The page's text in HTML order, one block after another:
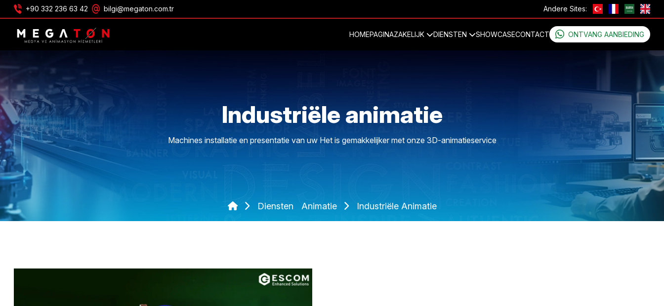
+90 332 236 63 42 bilgi@megaton.com.tr Andere Sites:
HOMEPAGINAZAKELIJK DIENSTEN SHOWCASECONTACT ONTVANG AANBIEDING
Industriële animatie
Machines installatie en presentatie van uw Het is gemakkelijker met onze 3D-animatieservice
Diensten Animatie Industriële Animatie